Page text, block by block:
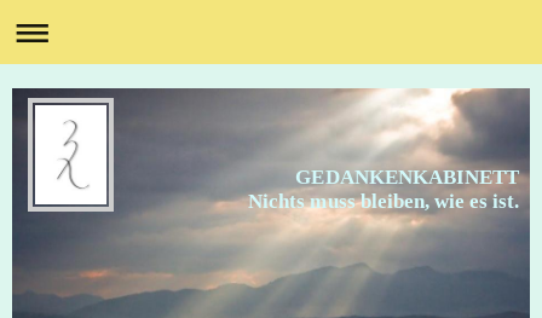
GEDANKENKABINETT
Nichts muss bleiben, wie es ist.